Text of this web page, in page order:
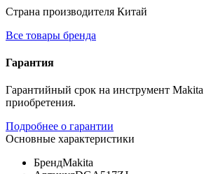
Страна производителя Китай
Все товары бренда
Гарантия
Гарантийный срок на инструмент Makita
приобретения.
Подробнее о гарантии
Основные характеристики
БрендMakita